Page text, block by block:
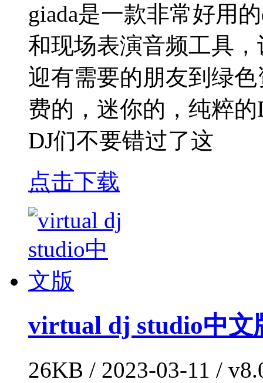
giada是一款非常好用
和现场表演音频工具
迎有需要的朋友到绿
费的，迷你的，纯粹
DJ们不要错过了这
点击下载
virtual dj studio中文
26KB / 2023-03-11 /